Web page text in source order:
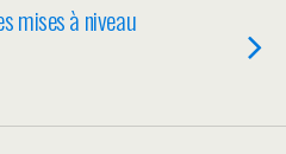
mises à niveau